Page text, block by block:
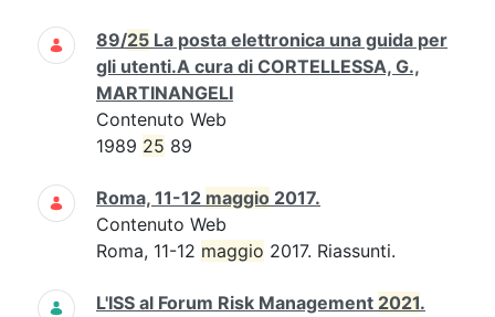
89/25 La posta elettronica una guida per
gli utenti.A cura di CORTELLESSA, G.,
MARTINANGELI
Contenuto Web
1989 25 89
Roma, 11-12 maggio 2017.
Contenuto Web
Roma, 11-12 maggio 2017. Riassunti.
L'ISS al Forum Risk Management 2021.